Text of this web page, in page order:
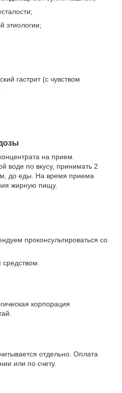
этиологии;
гастрит (с чувством
на прием.
воде по вкусу, принимать 2
до еды. На время приема
жирную пищу.
проконсультироваться со
корпорация
отдельно. Оплата
или по счету.